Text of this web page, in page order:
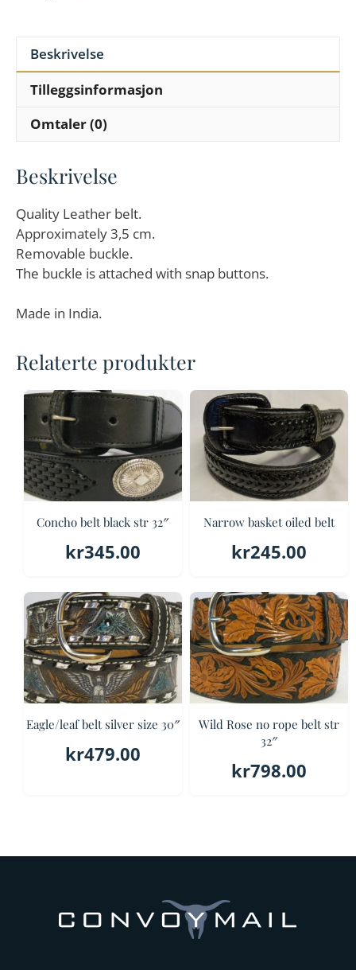
Beskrivelse
Tilleggsinformasjon
Omtaler (0)
Beskrivelse
Quality Leather belt.
Approximately 3,5 cm.
Removable buckle.
The buckle is attached with snap buttons.
Made in India.
Relaterte produkter
Concho belt black str 32″
kr345.00
Narrow basket oiled belt
kr245.00
Eagle/leaf belt silver size 30″
kr479.00
Wild Rose no rope belt str
32″
kr798.00